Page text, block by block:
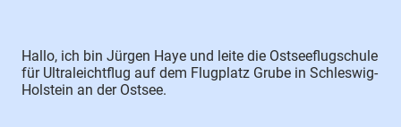
Hallo, ich bin Jürgen Haye und leite die Ostseeflugschule
für Ultraleichtflug auf dem Flugplatz Grube in Schleswig-
Holstein an der Ostsee.